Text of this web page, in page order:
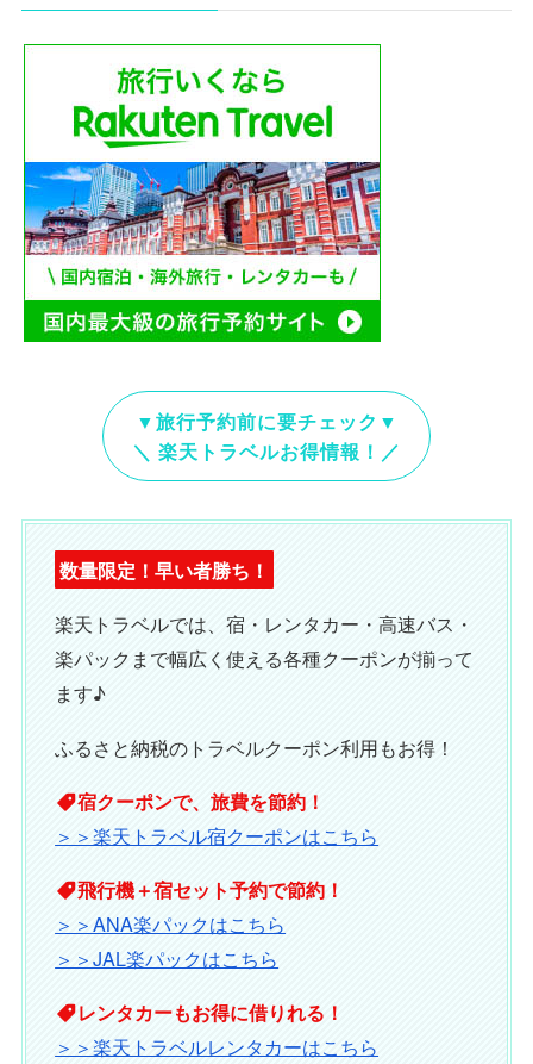
▼旅行予約前に要チェック▼
＼ 楽天トラベルお得情報！／
数量限定！早い者勝ち！
楽天トラベルでは、宿・レンタカー・高速バス・
楽パックまで幅広く使える各種クーポンが揃って
ます♪
ふるさと納税のトラベルクーポン利用もお得！
宿クーポンで、旅費を節約！
＞＞楽天トラベル宿クーポンはこちら
飛行機＋宿セット予約で節約！
＞＞ANA楽パックはこちら
＞＞JAL楽パックはこちら
レンタカーもお得に借りれる！
＞＞楽天トラベルレンタカーはこちら